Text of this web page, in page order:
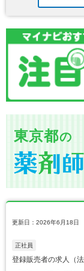
東京都の
更新日：2026年6月18日
正社員
登録販売者の求人（